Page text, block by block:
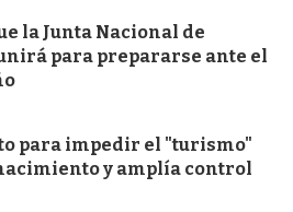
la Junta Nacional de
para prepararse ante el
para impedir el "turismo"
y amplía control